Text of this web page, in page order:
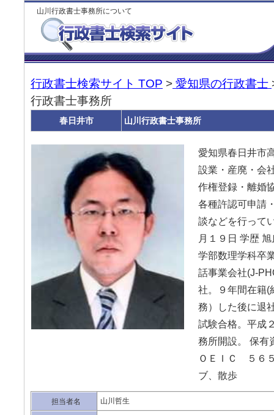
山川行政書士事務所について
行政書士検索サイト TOP > 愛知県の行政書士
行政書士事務所
春日井市 山川行政書士事務所
愛知県春日井市
設業・産廃・会
作権登録・離婚
各種許認可申請
談などを行って
月１９日 学歴
学部数理学科卒
話事業会社(J-
社。９年間在籍(
務）した後に退
試験合格。平成
務所開設。 保有
ＯＥＩＣ ５６
ブ、散歩
担当者名 山川哲生